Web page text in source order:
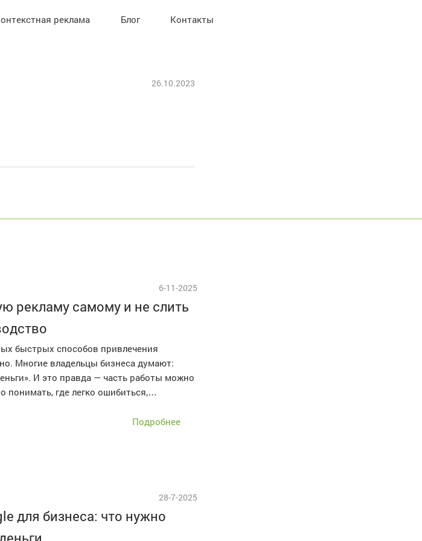
реклама Блог Контакты
26.10.2023
6-11-2025
рекламу самому и не слить
быстрых способов привлечения
Многие владельцы бизнеса думают:
И это правда — часть работы можно
понимать, где легко ошибиться,…
Подробнее
28-7-2025
для бизнеса: что нужно